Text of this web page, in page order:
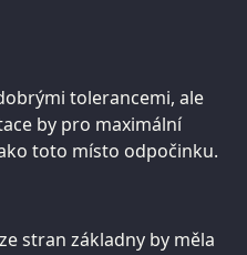
tolerancemi, ale
by pro maximální
toto místo odpočinku.
stran základny by měla